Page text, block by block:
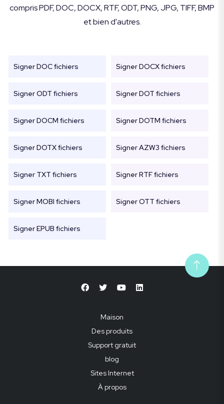
compris PDF, DOC, DOCX, RTF, ODT, PNG, JPG, TIFF, BMP
et bien d'autres.
Signer DOC fichiers Signer DOCX fichiers
Signer ODT fichiers Signer DOT fichiers
Signer DOCM fichiers Signer DOTM fichiers
Signer DOTX fichiers Signer AZW3 fichiers
Signer TXT fichiers Signer RTF fichiers
Signer MOBI fichiers Signer OTT fichiers
Signer EPUB fichiers
Maison
Des produits
Support gratuit
blog
Sites Internet
À propos